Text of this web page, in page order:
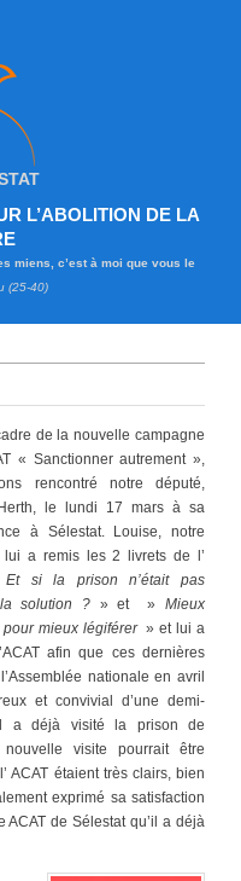
L’ABOLITION DE LA
miens, c’est à moi que vous le
(25-40)
de la nouvelle campagne
« Sanctionner autrement »,
rencontré notre député,
le lundi 17 mars à sa
à Sélestat. Louise, notre
lui a remis les 2 livrets de l’
Et si la prison n’était pas
solution ?» et » Mieux
pour mieux légiférer » et lui a
afin que ces dernières
nationale en avril
et convivial d’une demi-
a déjà visité la prison de
visite pourrait être
ACAT étaient très clairs, bien
exprimé sa satisfaction
de Sélestat qu’il a déjà